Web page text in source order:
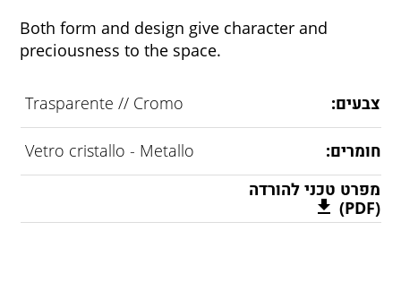
Both form and design give character and
preciousness to the space.
צבעים: Trasparente // Cromo
חומרים:
Vetro cristallo - Metallo
מפרט טכני להורדה
(PDF)